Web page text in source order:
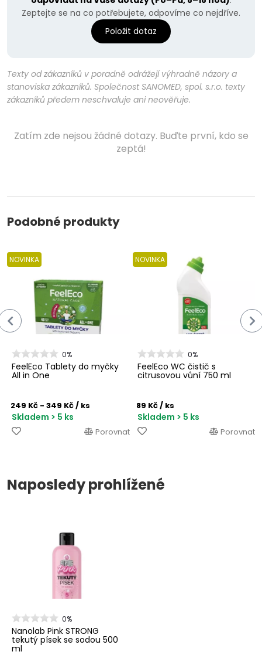
Zeptejte se na co potřebujete, odpovíme co nejdříve.
Položit dotaz
Texty od zákazníků v poradně odrážejí výhradně názory a
stanoviska zákazníků. Společnost SANOMED, spol. s.r.o. texty
zákazníků předem neschvaluje ani neověřuje.
Zatím zde nejsou žádné dotazy. Buďte první, kdo se
zeptá!
Podobné produkty
NOVINKA
0%
FeelEco Tablety do myčky
All in One
249 Kč - 349 Kč/ ks
Skladem > 5 ks
Porovnat
NOVINKA
0%
FeelEco WC čistič s
citrusovou vůní 750 ml
89 Kč/ ks
Skladem > 5 ks
Porovnat
Naposledy prohlížené
0%
Nanolab Pink STRONG
tekutý písek se sodou 500
ml